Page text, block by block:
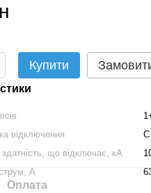
Купити
відключення
C
що відключає, кА
А
Оплата